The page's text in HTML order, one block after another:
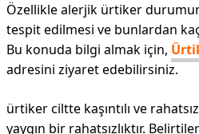
Özellikle alerjik ürtiker
tespit edilmesi ve bunlardan
Bu konuda bilgi almak için,
adresini ziyaret edebilirsiniz.
ürtiker ciltte kaşıntılı ve
yaygın bir rahatsızlıktır.